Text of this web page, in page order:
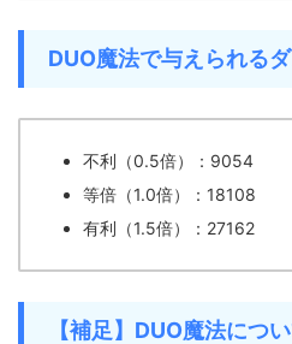
DUO魔法で与えられる
不利（0.5倍）：9054
等倍（1.0倍）：18108
有利（1.5倍）：27162
【補足】DUO魔法につ